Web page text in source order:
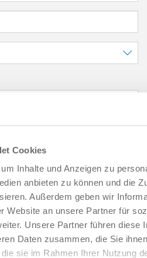
Cookies
Inhalte und Anzeigen zu
anbieten zu können und die
Außerdem geben wir
Website an unsere Partner für
Unsere Partner führen diese
Daten zusammen, die Sie ihnen
sie im Rahmen Ihrer Nutzung
de privacidad.*